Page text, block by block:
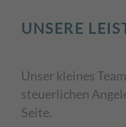
UNSERE
Unser kleines
steuerlichen
Seite.